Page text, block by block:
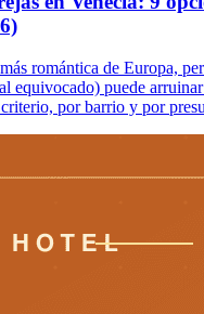
romántica de Europa,
equivocado) puede arruinar
por barrio y por